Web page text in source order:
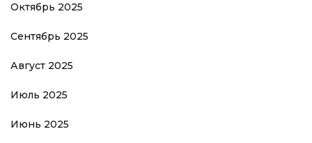
Октябрь 2025
Сентябрь 2025
Август 2025
Июль 2025
Июнь 2025